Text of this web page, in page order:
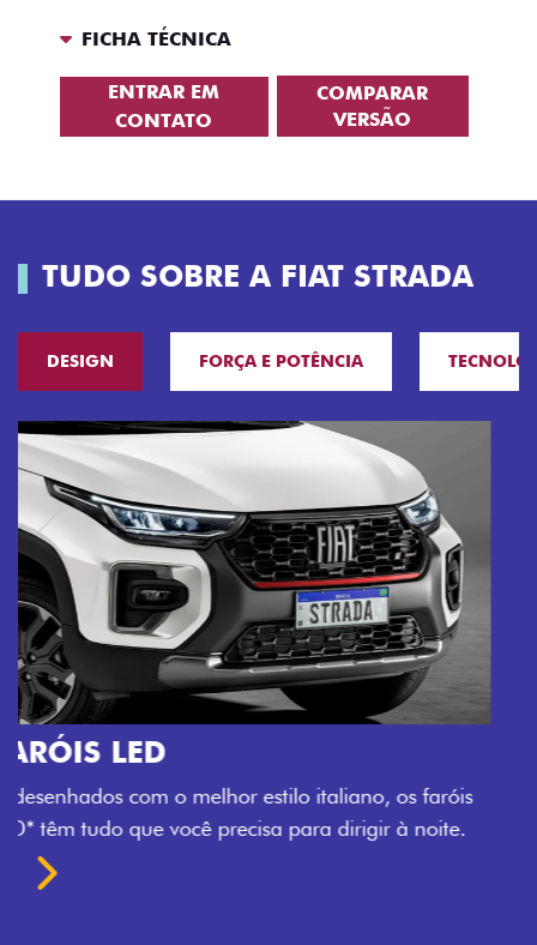
FICHA TÉCNICA
ENTRAR EM
CONTATO
COMPARAR
VERSÃO
TUDO SOBRE A FIAT STRADA
DESIGN FORÇA E POTÊNCIA
O VERDADEIRO 5 LUGARES E 4
PORTAS
Todo mundo pode viajar confortável na Fiat Strada,
que conta com cabine dupla de 5 lugares e 4 portas.